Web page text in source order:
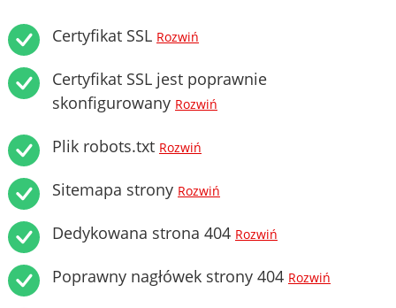
Certyfikat SSL Rozwiń
Certyfikat SSL jest poprawnie
skonfigurowany Rozwiń
Plik robots.txt Rozwiń
Sitemapa strony Rozwiń
Dedykowana strona 404 Rozwiń
Poprawny nagłówek strony 404 Rozwiń